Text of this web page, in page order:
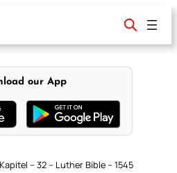
our App
– 32 – Luther Bible – 1545